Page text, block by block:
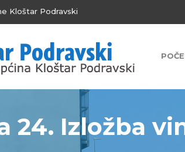
Kloštar Podravski
24. Izložba